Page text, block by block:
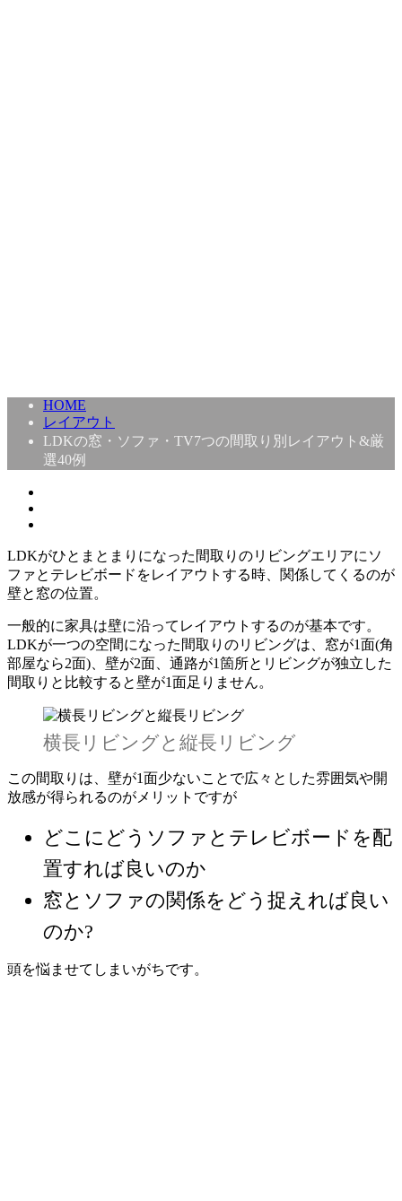
HOME
レイアウト
LDKの窓・ソファ・TV7つの間取り別レイアウト&厳
選40例
LDKがひとまとまりになった間取りのリビングエリアにソ
ファとテレビボードをレイアウトする時、関係してくるのが
壁と窓の位置。
一般的に家具は壁に沿ってレイアウトするのが基本です。
LDKが一つの空間になった間取りのリビングは、 窓が1面(角
部屋なら2面)、壁が2面、通路が1箇所とリビングが独立した
間取りと比較すると壁が1面足りません。
横長リビングと縦長リビング
この間取りは、壁が1面少ないことで広々とした雰囲気や開
放感が得られるのがメリットですが
どこにどうソファとテレビボードを配
置すれば良いのか
窓とソファの関係をどう捉えれば良い
のか?
頭を悩ませてしまいがちです。